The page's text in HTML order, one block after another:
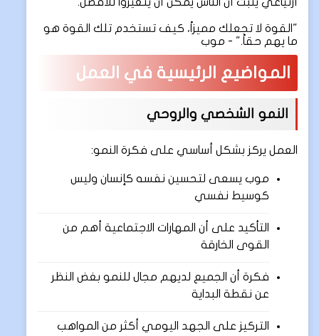
"القوة لا تجعلك مميزاً، كيف تستخدم تلك القوة هو
ما يهم حقاً." - موب
المواضيع الرئيسية في العمل
النمو الشخصي والروحي
العمل يركز بشكل أساسي على فكرة النمو:
موب يسعى لتحسين نفسه كإنسان وليس
كوسيط نفسي
التأكيد على أن المهارات الاجتماعية أهم من
القوى الخارقة
فكرة أن الجميع لديهم مجال للنمو بغض النظر
عن نقطة البداية
التركيز على الجهد اليومي أكثر من المواهب